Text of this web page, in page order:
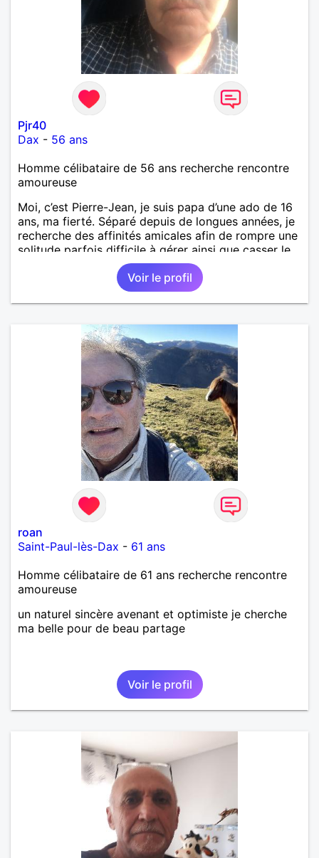
Pjr40
Dax - 56 ans
Homme célibataire de 56 ans recherche rencontre
amoureuse
Moi, c’est Pierre-Jean, je suis papa d’une ado de 16
ans, ma fierté. Séparé depuis de longues années, je
recherche des affinités amicales afin de rompre une
solitude parfois difficile à gérer ainsi que casser le
vague à l’âme. L’amitié reste extrêmement
importante à mes yeux mais peut se décliner en des
sentiments plus puissants. « Le temps fera son
œuvre » disait Arthur Schopenhauer, philosophe
autant être trop locace. Je suis bourré de qualités
avec très peu de défauts. Je suis altruiste,
bienveillant, empathique, attentionné, honnête,
respectueux, doux de caractère et compréhensif : je
laisse « glisser » beaucoup de choses. Mais ne vous
m’éprenez pas Mesdames, si une personne que
j’aime me trahit une fois, il n’y aura pas de seconde
chance et je l’effacerai à « vitam eternam ».
Néanmoins, je suis un tout petit peu maniaque ainsi
qu’impatient. J’essaye de faire des efforts. Rien de
bien dramatique ! Du moins je le pense……Je suis un
homme facile à vivre. À vous si vous le souhaitez,
d’apprendre à me connaître davantage. J’en serai
ravi….A très bientôt je l’espère.
Voir le profil
roan
Saint-Paul-lès-Dax - 61 ans
Homme célibataire de 61 ans recherche rencontre
amoureuse
un naturel sincère avenant et optimiste je cherche
ma belle pour de beau partage
Voir le profil